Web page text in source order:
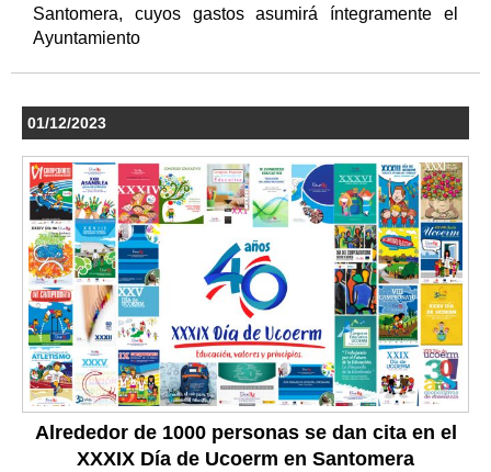
Santomera, cuyos gastos asumirá íntegramente el
Ayuntamiento
01/12/2023
Alrededor de 1000 personas se dan cita en el
XXXIX Día de Ucoerm en Santomera